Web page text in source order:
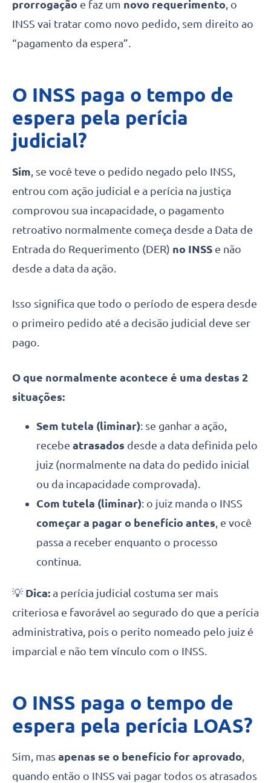
prorrogação e faz um novo requerimento, o
INSS vai tratar como novo pedido, sem direito ao
“pagamento da espera”.
O INSS paga o tempo de
espera pela perícia
judicial?
Sim, se você teve o pedido negado pelo INSS,
entrou com ação judicial e a perícia na justiça
comprovou sua incapacidade, o pagamento
retroativo normalmente começa desde a Data de
Entrada do Requerimento (DER) no INSS e não
desde a data da ação.
Isso significa que todo o período de espera desde
o primeiro pedido até a decisão judicial deve ser
pago.
O que normalmente acontece é uma destas 2
situações:
Sem tutela (liminar): se ganhar a ação,
recebe atrasados desde a data definida pelo
juiz (normalmente na data do pedido inicial
ou da incapacidade comprovada).
Com tutela (liminar): o juiz manda o INSS
começar a pagar o benefício antes, e você
passa a receber enquanto o processo
continua.
💡 Dica: a perícia judicial costuma ser mais
criteriosa e favorável ao segurado do que a perícia
administrativa, pois o perito nomeado pelo juiz é
imparcial e não tem vínculo com o INSS.
O INSS paga o tempo de
espera pela perícia LOAS?
Sim, mas apenas se o benefício for aprovado,
quando então o INSS vai pagar todos os atrasados